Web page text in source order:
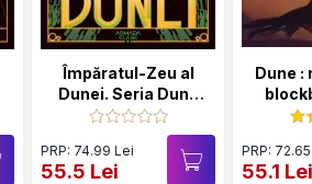
Împăratul-Zeu al
Dunei. Seria Dune
Vol.4
PRP: 74.99 Lei
55.5 Lei
Dune :
PRP:
55.1